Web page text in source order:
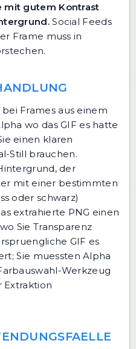
mit gutem Kontrast
Social Feeds
Frame muss in
Frames aus einem
wo das GIF es hatte
einen klaren
Still brauchen.
der
mit einer bestimmten
oder schwarz)
extrahierte PNG einen
Sie Transparenz
GIF es
Sie muessten Alpha
Werkzeug
Extraktion